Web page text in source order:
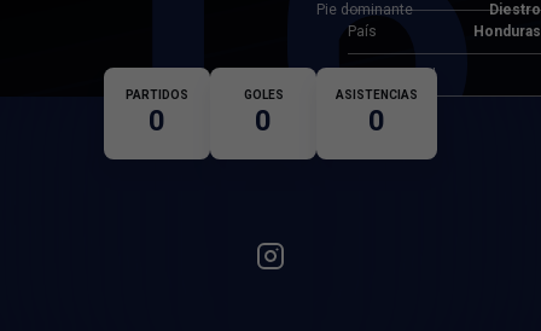
Pie dominante Diestro
País Honduras
Nacionalidad
PARTIDOS
0
GOLES
0
ASISTENCIAS
0